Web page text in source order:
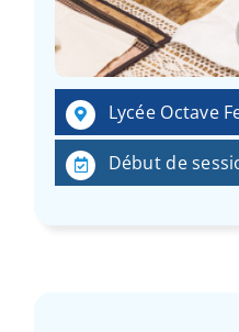
Recherche
Lycée Octave
Début de